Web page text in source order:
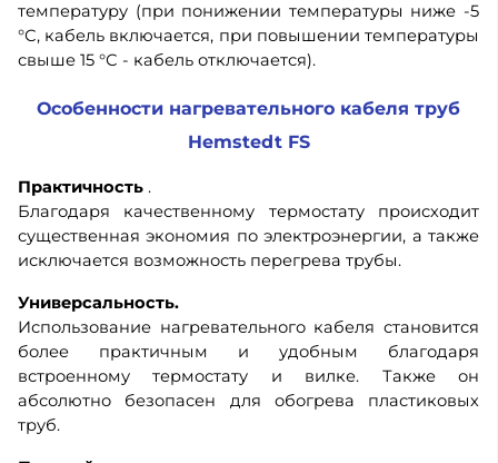
температуру (при понижении температуры ниже -5
°С, кабель включается, при повышении температуры
свыше 15 °С - кабель отключается).
Особенности нагревательного кабеля труб
Hemstedt FS
Практичность .
Благодаря качественному термостату происходит
существенная экономия по электроэнергии, а также
исключается возможность перегрева трубы.
Универсальность.
Использование нагревательного кабеля становится
более практичным и удобным благодаря
встроенному термостату и вилке. Также он
абсолютно безопасен для обогрева пластиковых
труб.